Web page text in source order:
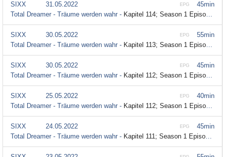
45min
EPG
SIXX
31.05.2022
Total Dreamer - Träume werden wahr - Kapitel 114; Season 1 Episode 114
55min
EPG
SIXX
30.05.2022
Total Dreamer - Träume werden wahr - Kapitel 113; Season 1 Episode 113
45min
EPG
SIXX
30.05.2022
Total Dreamer - Träume werden wahr - Kapitel 112; Season 1 Episode 112
40min
EPG
SIXX
25.05.2022
Total Dreamer - Träume werden wahr - Kapitel 112; Season 1 Episode 112
45min
EPG
SIXX
24.05.2022
Total Dreamer - Träume werden wahr - Kapitel 111; Season 1 Episode 111